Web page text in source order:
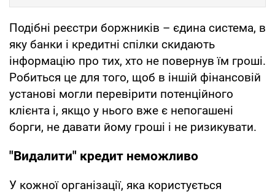
Подібні реєстри боржників – єдина система, в
яку банки і кредитні спілки скидають
інформацію про тих, хто не повернув їм гроші.
Робиться це для того, щоб в іншій фінансовій
установі могли перевірити потенційного
клієнта і, якщо у нього вже є непогашені
борги, не давати йому гроші і не ризикувати.
"Видалити" кредит неможливо
У кожної організації, яка користується